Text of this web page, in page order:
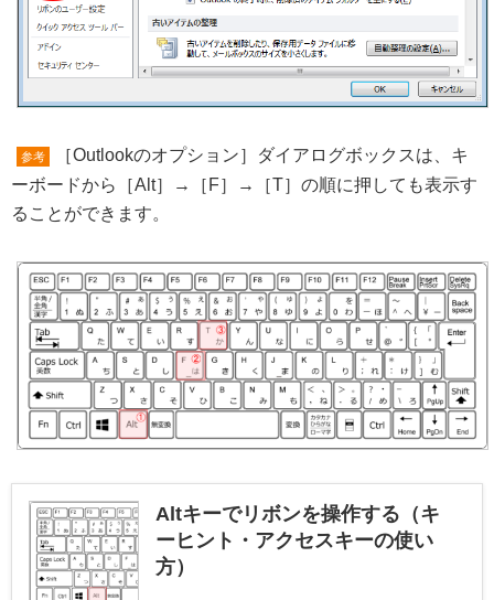
参考
［Outlookのオプション］ダイアログボックスは、キ
ーボードから［Alt］→［F］→［T］の順に押しても表示す
ることができます。
Altキーでリボンを操作する（キ
ーヒント・アクセスキーの使い
方）